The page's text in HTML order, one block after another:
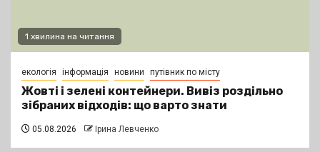
1 хвилина на читання
екологія інформація новини путівник по місту
Жовті і зелені контейнери. Вивіз роздільно
зібраних відходів: що варто знати
05.08.2026 Ірина Левченко